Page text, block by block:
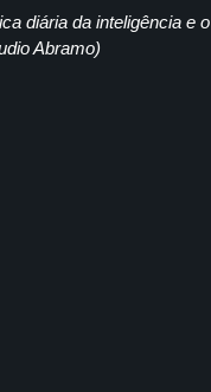
diária da inteligência e o
Abramo)